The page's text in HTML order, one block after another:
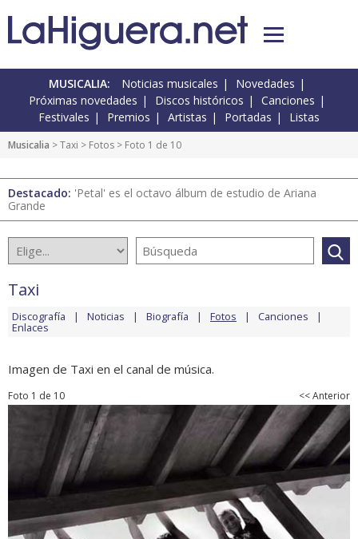
MUSICALIA: Noticias musicales
Novedades
Próximas novedades
Discos históricos
Canciones
Festivales
Premios Artistas Portadas Listas
Musicalia >Taxi > Fotos > Foto 1 de 10
Destacado: 'Petal' es el octavo álbum de estudio de Ariana
Grande
Taxi
Discografía Noticias Biografía Fotos Canciones
Enlaces
Imagen de Taxi en el canal de música.
Foto 1 de 10 << Anterior